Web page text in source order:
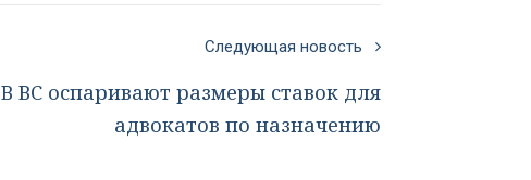
Следующая новость
В ВС оспаривают размеры ставок для
адвокатов по назначению